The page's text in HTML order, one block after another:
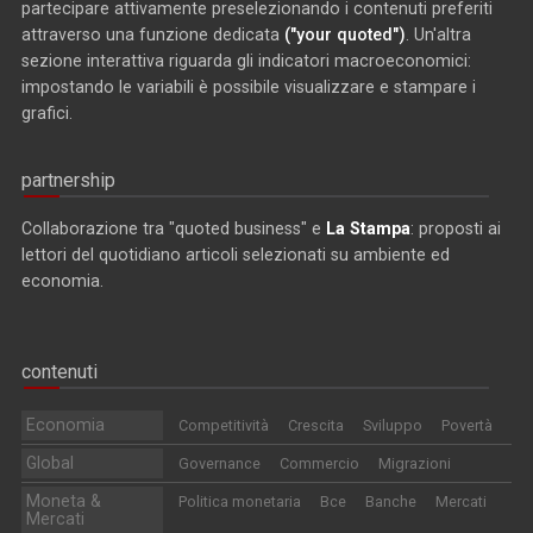
partecipare attivamente preselezionando i contenuti preferiti
attraverso una funzione dedicata ("your quoted") . Un'altra
sezione interattiva riguarda gli indicatori macroeconomici:
impostando le variabili è possibile visualizzare e stampare i
grafici.
partnership
Collaborazione tra "quoted business" e La Stampa: proposti ai
lettori del quotidiano articoli selezionati su ambiente ed
economia.
contenuti
Economia Competitività Crescita Sviluppo Povertà
Global Governance Commercio Migrazioni
Moneta &
Mercati
Politica monetaria Bce Banche Mercati